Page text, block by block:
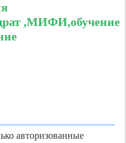
,МИФИ,обучение
авторизованные